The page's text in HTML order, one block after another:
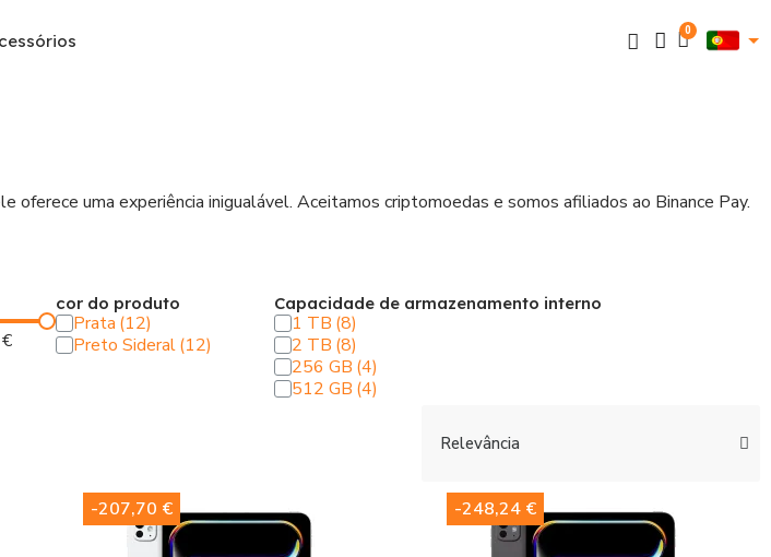
uma experiência inigualável. Aceitamos criptomoedas e somos afiliados ao Binance Pay.
cor do produto
Prata
Preto Sideral
Capacidade de armazenamento interno
1 TB
2 TB
256 GB
512 GB
-207,70 € -248,24 €